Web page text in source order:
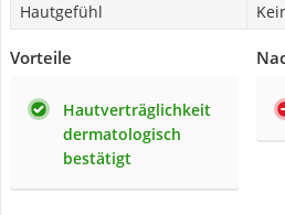
Hautgefühl
Vorteile
Hautverträglichkeit
dermatologisch
bestätigt